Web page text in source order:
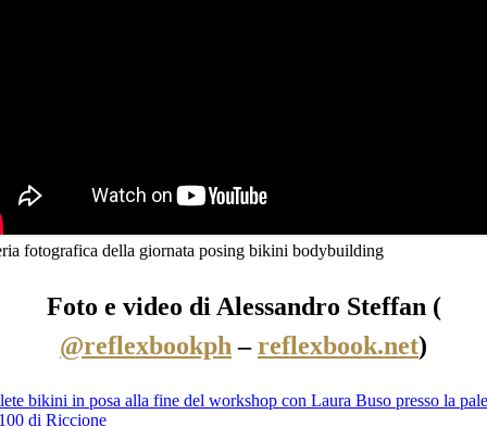
fotografica della giornata posing bikini bodybuilding
Foto e video di Alessandro Steffan (
@reflexbookph –reflexbook.net)